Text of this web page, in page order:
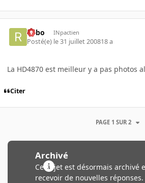
risbo INpactien
Posté(e) le 31 juillet 200818 a
La HD4870 est meilleur y a pas photos
Citer
PAGE 1 SUR 2
Archivé
Ce sujet est désormais archivé
recevoir de nouvelles réponses.